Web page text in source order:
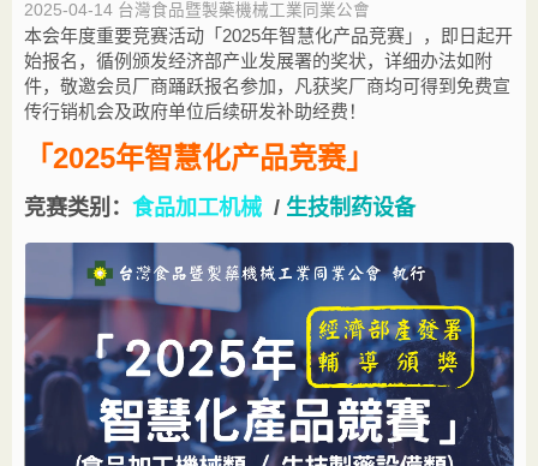
2025-04-14 台灣食品暨製藥機械工業同業公會
本会年度重要竞赛活动「2025年智慧化产品竞赛」，即日起开
始报名，循例颁发经济部产业发展署的奖状，详细办法如附
件，敬邀会员厂商踊跃报名参加，凡获奖厂商均可得到免费宣
传行销机会及政府单位后续研发补助经费！
「2025年智慧化产品竞赛」
竞赛类别： 食品加工机械 / 生技制药设备